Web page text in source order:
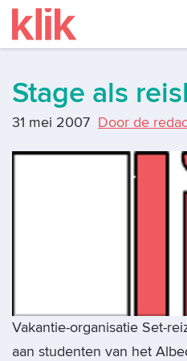
Stage als
31 mei 2007 Door de
Vakantie-organisatie Set-
aan studenten van het